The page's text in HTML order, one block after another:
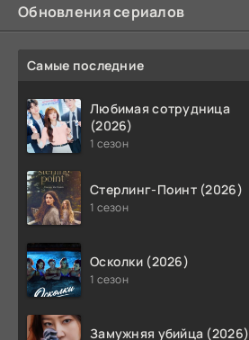
Обновления сериалов
Самые последние
Любимая сотрудница
(2026)
1 сезон
Стерлинг-Поинт (2026)
1 сезон
Осколки (2026)
1 сезон
Замужняя убийца (2026)